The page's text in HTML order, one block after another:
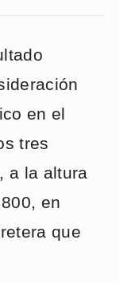
en el
tres
a la altura
en
que